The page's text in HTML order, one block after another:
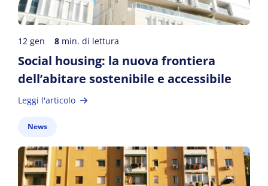
12 gen 8 min. di lettura
Social housing: la nuova frontiera
dell’abitare sostenibile e accessibile
Leggi l'articolo
News